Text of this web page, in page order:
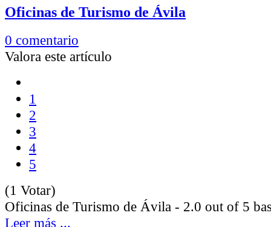
Oficinas de Turismo de Ávila
0 comentario
Valora este artículo
1
2
3
4
5
(1 Votar)
Oficinas de Turismo de Ávila - 2.0 out of 5
Leer más ...